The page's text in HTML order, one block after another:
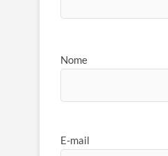
Nome
E-mail